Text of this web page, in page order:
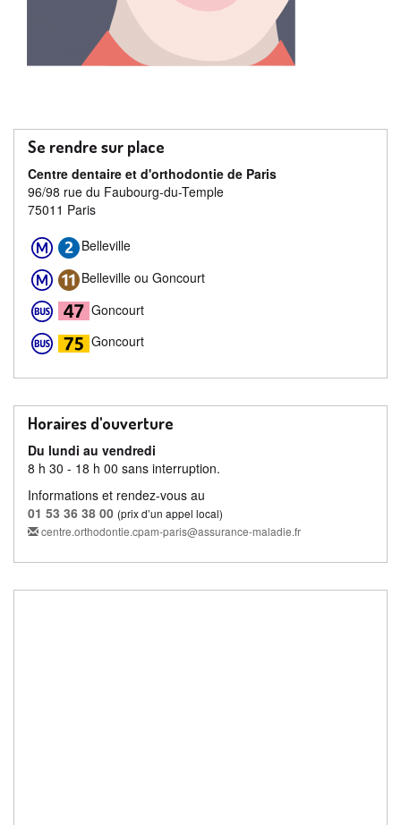
Se rendre sur place
Centre dentaire et d'orthodontie de Paris
96/98 rue du Faubourg-du-Temple
75011 Paris
Belleville
Belleville ou Goncourt
Goncourt
Goncourt
Horaires d'ouverture
Du lundi au vendredi
8 h 30 - 18 h 00 sans interruption.
Informations et rendez-vous au
01 53 36 38 00 (prix d’un appel local)
centre.orthodontie.cpam-paris@assurance-maladie.fr